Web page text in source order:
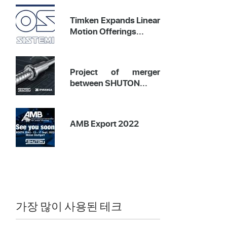
Timken Expands Linear
Motion Offerings...
Project of merger
between SHUTON...
AMB Export 2022
가장 많이 사용된 테크